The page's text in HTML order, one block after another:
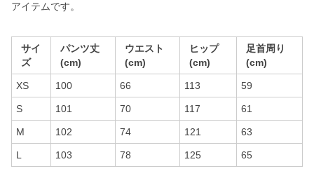
アイテムです。
サイ
ズ
パンツ丈
(cm)
ウエスト
(cm)
ヒップ
(cm)
足首周り
(cm)
XS 100 66 113 59
S 101 70 117 61
M 102 74 121 63
L 103 78 125 65